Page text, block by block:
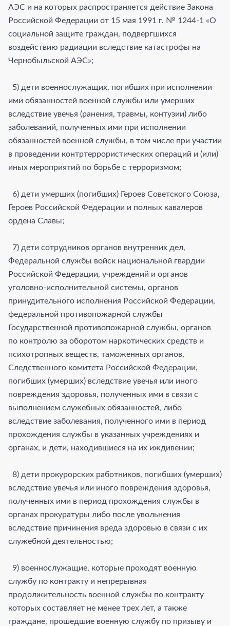
АЭС и на которых распространяется действие Закона
Российской Федерации от 15 мая 1991 г. № 1244-1 «О
социальной защите граждан, подвергшихся
воздействию радиации вследствие катастрофы на
Чернобыльской АЭС»;
5) дети военнослужащих, погибших при исполнении
ими обязанностей военной службы или умерших
вследствие увечья (ранения, травмы, контузии) либо
заболеваний, полученных ими при исполнении
обязанностей военной службы, в том числе при участии
в проведении контртеррористических операций и (или)
иных мероприятий по борьбе с терроризмом;
6) дети умерших (погибших) Героев Советского Союза,
Героев Российской Федерации и полных кавалеров
ордена Славы;
7) дети сотрудников органов внутренних дел,
Федеральной службы войск национальной гвардии
Российской Федерации, учреждений и органов
уголовно-исполнительной системы, органов
принудительного исполнения Российской Федерации,
федеральной противопожарной службы
Государственной противопожарной службы, органов
по контролю за оборотом наркотических средств и
психотропных веществ, таможенных органов,
Следственного комитета Российской Федерации,
погибших (умерших) вследствие увечья или иного
повреждения здоровья, полученных ими в связи с
выполнением служебных обязанностей, либо
вследствие заболевания, полученного ими в период
прохождения службы в указанных учреждениях и
органах, и дети, находившиеся на их иждивении;
8) дети прокурорских работников, погибших (умерших)
вследствие увечья или иного повреждения здоровья,
полученных ими в период прохождения службы в
органах прокуратуры либо после увольнения
вследствие причинения вреда здоровью в связи с их
служебной деятельностью;
9) военнослужащие, которые проходят военную
службу по контракту и непрерывная
продолжительность военной службы по контракту
которых составляет не менее трех лет, а также
граждане, прошедшие военную службу по призыву и